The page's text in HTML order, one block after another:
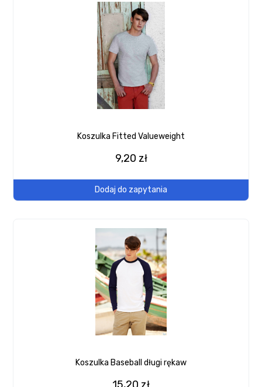
Koszulka Fitted Valueweight
9,20 zł
Dodaj do zapytania
Koszulka Baseball długi rękaw